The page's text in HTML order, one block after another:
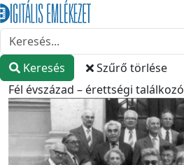
Keresés
Szűrő törlése
Fél évszázad – érettségi találkozó